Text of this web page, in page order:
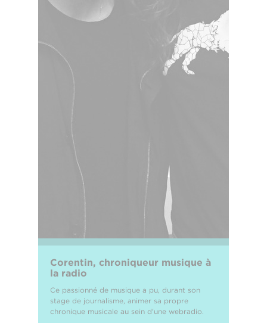
Corentin, chroniqueur musique à
la radio
Ce passionné de musique a pu, durant son
stage de journalisme, animer sa propre
chronique musicale au sein d'une webradio.